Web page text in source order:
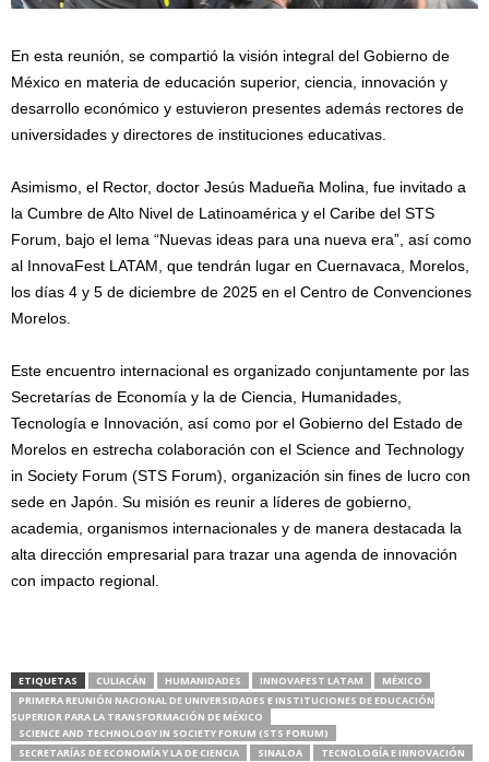
En esta reunión, se compartió la visión integral del Gobierno de
México en materia de educación superior, ciencia, innovación y
desarrollo económico y estuvieron presentes además rectores de
universidades y directores de instituciones educativas.
Asimismo, el Rector, doctor Jesús Madueña Molina, fue invitado a
la Cumbre de Alto Nivel de Latinoamérica y el Caribe del STS
Forum, bajo el lema “Nuevas ideas para una nueva era”, así como
al InnovaFest LATAM, que tendrán lugar en Cuernavaca, Morelos,
los días 4 y 5 de diciembre de 2025 en el Centro de Convenciones
Morelos.
Este encuentro internacional es organizado conjuntamente por las
Secretarías de Economía y la de Ciencia, Humanidades,
Tecnología e Innovación, así como por el Gobierno del Estado de
Morelos en estrecha colaboración con el Science and Technology
in Society Forum (STS Forum), organización sin fines de lucro con
sede en Japón. Su misión es reunir a líderes de gobierno,
academia, organismos internacionales y de manera destacada la
alta dirección empresarial para trazar una agenda de innovación
con impacto regional.
ETIQUETAS CULIACÁN HUMANIDADES INNOVAFEST LATAM
MÉXICO
PRIMERA REUNIÓN NACIONAL DE UNIVERSIDADES E INSTITUCIONES DE EDUCACIÓN
SUPERIOR PARA LA TRANSFORMACIÓN DE MÉXICO
SCIENCE AND TECHNOLOGY IN SOCIETY FORUM (STS FORUM)
SECRETARÍAS DE ECONOMÍA Y LA DE CIENCIA
SINALOA TECNOLOGÍA E INNOVACIÓN